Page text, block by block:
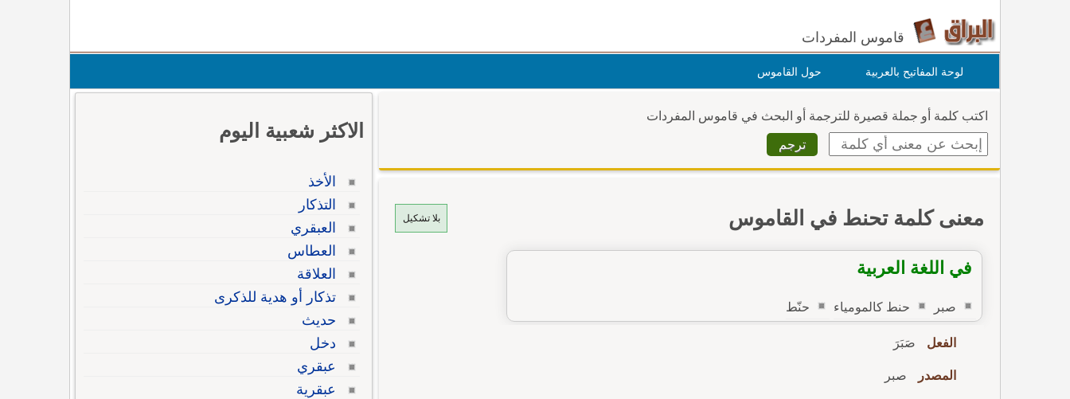
قاموس المفردات
لوحة المفاتيح بالعربية حول القاموس
اكتب كلمة أو جملة قصيرة للترجمة أو البحث في قاموس المفردات
بلا تشكيل معنى كلمة تحنط في القاموس
في اللغة العربية
صبر حنط كالمومياء حنّط
الفعل صَبَرَ
المصدر صبر
الاكثر شعبية اليوم
الأخذ
التذكار
العبقري
العطاس
العلاقة
تذكار أو هدية للذكرى
حديث
دخل
عبقري
عبقرية